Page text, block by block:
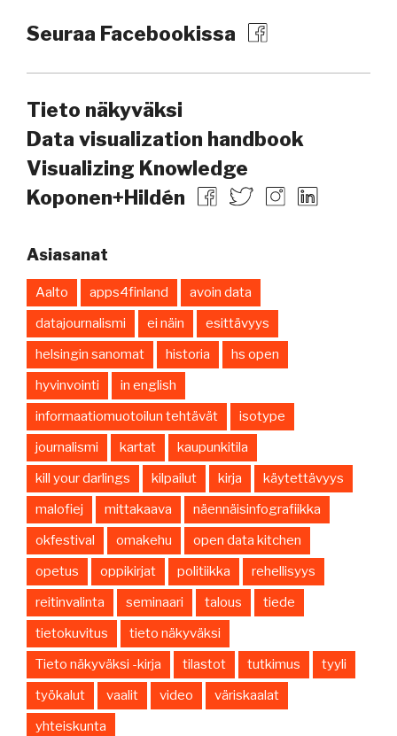
Seuraa Facebookissa
Tieto näkyväksi
Data visualization handbook
Visualizing Knowledge
Koponen+Hildén
Asiasanat
Aalto apps4finland
avoin data
datajournalismi
ei näin
esittävyys
helsingin sanomat
historia
hs open
hyvinvointi
in english
informaatiomuotoilun tehtävät
isotype
journalismi
kartat
kaupunkitila
kill your darlings
kilpailut kirja
käytettävyys
malofiej
mittakaava
näennäisinfografiikka
okfestival
omakehu
open data kitchen
opetus
oppikirjat politiikka
rehellisyys
reitinvalinta
seminaari talous
tiede
tietokuvitus
tieto näkyväksi
Tieto näkyväksi -kirja
tilastot tutkimus
tyyli
työkalut
vaalit video
väriskaalat
yhteiskunta